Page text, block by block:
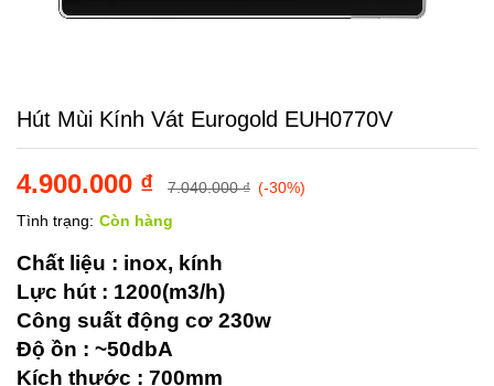
Hút Mùi Kính Vát Eurogold EUH0770V
4.900.000 ₫ 7.040.000₫ (-30%)
Tình trạng: Còn hàng
Chất liệu : inox, kính
Lực hút : 1200(m3/h)
Công suất động cơ 230w
Độ ồn : ~50dbA
Kích thước : 700mm